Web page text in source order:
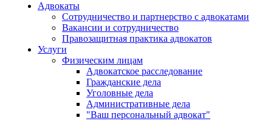
Адвокаты
Сотрудничество и партнерство с адвокатами
Вакансии и сотрудничество
Правозащитная практика адвокатов
Услуги
Физическим лицам
Адвокатское расследование
Гражданские дела
Уголовные дела
Административные дела
"Ваш персональный адвокат"